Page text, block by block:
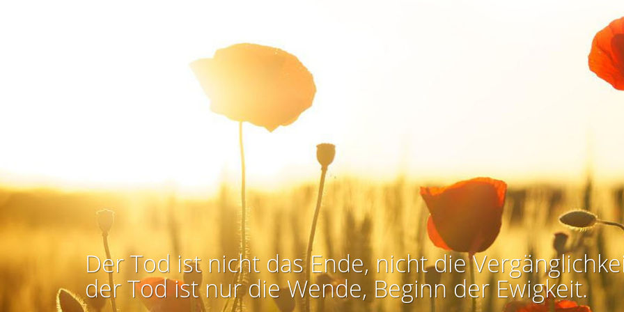
Der Tod ist nicht das Ende, nicht die
der Tod ist nur die Wende, Beginn der Ewigkeit.